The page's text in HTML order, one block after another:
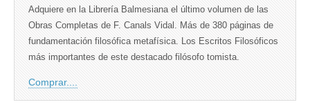
Adquiere en la Librería Balmesiana el último volumen de las
Obras Completas de F. Canals Vidal. Más de 380 páginas de
fundamentación filosófica metafísica. Los Escritos Filosóficos
más importantes de este destacado filósofo tomista.
Comprar....